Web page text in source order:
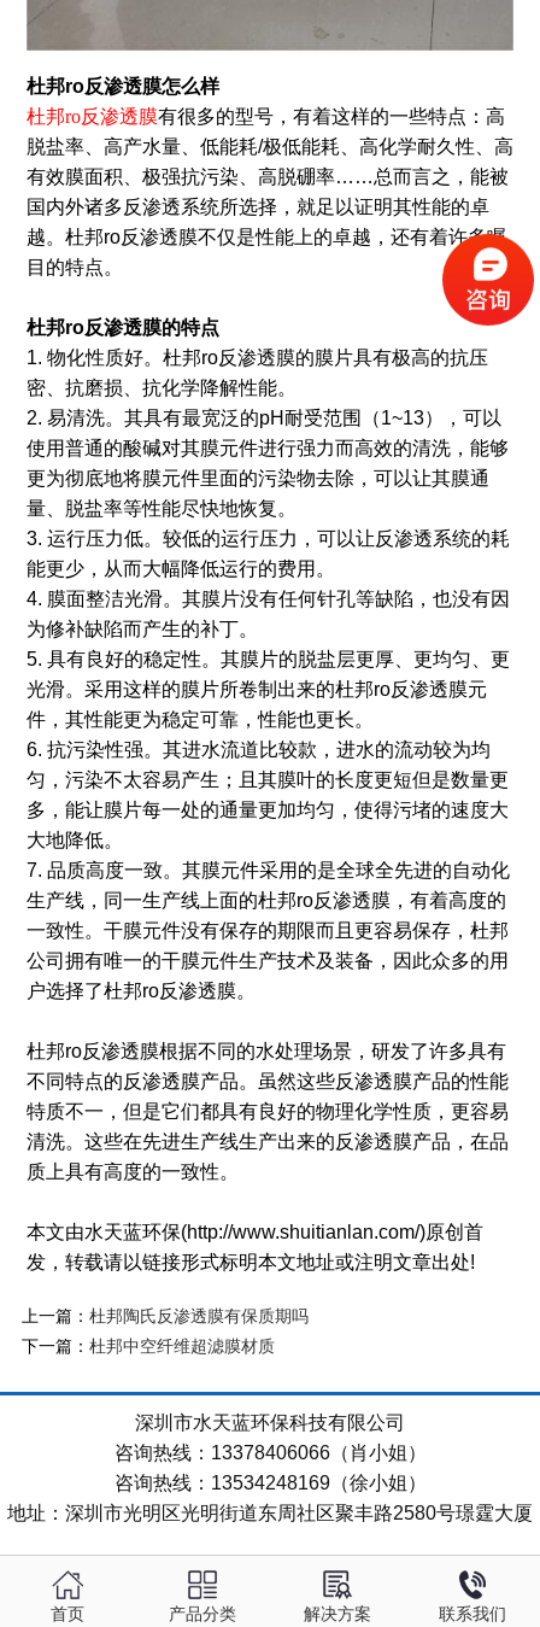
杜邦ro反渗透膜怎么样
杜邦ro反渗透膜有很多的型号，有着这样的一些特点：高
脱盐率、高产水量、低能耗/极低能耗、高化学耐久性、高
有效膜面积、极强抗污染、高脱硼率……总而言之，能被
国内外诸多反渗透系统所选择，就足以证明其性能的卓
越。杜邦ro反渗透膜不仅是性能上的卓越，还有着许多瞩
目的特点。
杜邦ro反渗透膜的特点
1. 物化性质好。杜邦ro反渗透膜的膜片具有极高的抗压
密、抗磨损、抗化学降解性能。
2. 易清洗。其具有最宽泛的pH耐受范围（1~13），可以
使用普通的酸碱对其膜元件进行强力而高效的清洗，能够
更为彻底地将膜元件里面的污染物去除，可以让其膜通
量、脱盐率等性能尽快地恢复。
3. 运行压力低。较低的运行压力，可以让反渗透系统的耗
能更少，从而大幅降低运行的费用。
4. 膜面整洁光滑。其膜片没有任何针孔等缺陷，也没有因
为修补缺陷而产生的补丁。
5. 具有良好的稳定性。其膜片的脱盐层更厚、更均匀、更
光滑。采用这样的膜片所卷制出来的杜邦ro反渗透膜元
件，其性能更为稳定可靠，性能也更长。
6. 抗污染性强。其进水流道比较款，进水的流动较为均
匀，污染不太容易产生；且其膜叶的长度更短但是数量更
多，能让膜片每一处的通量更加均匀，使得污堵的速度大
大地降低。
7. 品质高度一致。其膜元件采用的是全球全先进的自动化
生产线，同一生产线上面的杜邦ro反渗透膜，有着高度的
一致性。干膜元件没有保存的期限而且更容易保存，杜邦
公司拥有唯一的干膜元件生产技术及装备，因此众多的用
户选择了杜邦ro反渗透膜。
杜邦ro反渗透膜根据不同的水处理场景，研发了许多具有
不同特点的反渗透膜产品。虽然这些反渗透膜产品的性能
特质不一，但是它们都具有良好的物理化学性质，更容易
清洗。这些在先进生产线生产出来的反渗透膜产品，在品
质上具有高度的一致性。
本文由水天蓝环保(http://www.shuitianlan.com/)原创首
发，转载请以链接形式标明本文地址或注明文章出处!
上一篇： 杜邦陶氏反渗透膜有保质期吗
下一篇： 杜邦中空纤维超滤膜材质
深圳市水天蓝环保科技有限公司
咨询热线：13378406066（肖小姐）
咨询热线：13534248169（徐小姐）
地址：深圳市光明区光明街道东周社区聚丰路2580号璟霆大厦
首页 产品分类 解决方案 联系我们